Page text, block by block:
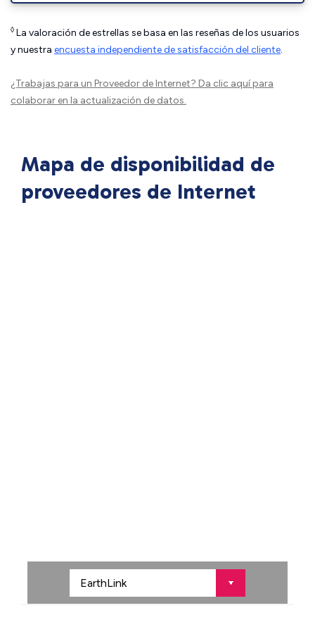
◊ La valoración de estrellas se basa en las reseñas de los usuarios
y nuestra encuesta independiente de satisfacción del cliente.
¿Trabajas para un Proveedor de Internet? Da clic aquípara
colaborar en la actualización de datos.
Mapa de disponibilidad de
proveedores de Internet